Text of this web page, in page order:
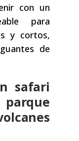
con un
para
y cortos,
de
safari